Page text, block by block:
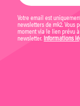
Votre email est
newsletters de mk2. Vous
moment via le lien prévu
newsletter. Informations